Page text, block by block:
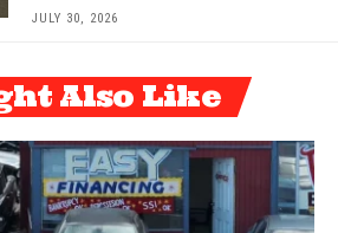
JULY 30, 2026
Also Like